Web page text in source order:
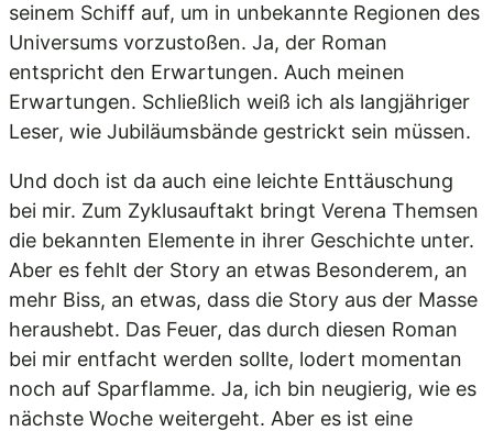
seinem Schiff auf, um in unbekannte Regionen des
Universums vorzustoßen. Ja, der Roman
entspricht den Erwartungen. Auch meinen
Erwartungen. Schließlich weiß ich als langjähriger
Leser, wie Jubiläumsbände gestrickt sein müssen.
Und doch ist da auch eine leichte Enttäuschung
bei mir. Zum Zyklusauftakt bringt Verena Themsen
die bekannten Elemente in ihrer Geschichte unter.
Aber es fehlt der Story an etwas Besonderem, an
mehr Biss, an etwas, dass die Story aus der Masse
heraushebt. Das Feuer, das durch diesen Roman
bei mir entfacht werden sollte, lodert momentan
noch auf Sparflamme. Ja, ich bin neugierig, wie es
nächste Woche weitergeht. Aber es ist eine